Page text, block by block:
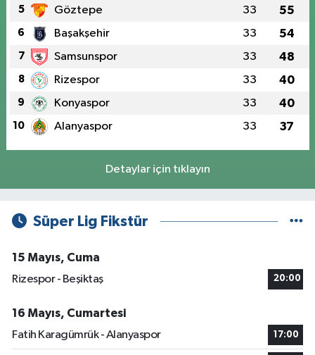
5 Göztepe 33 55
6 Başakşehir 33 54
7 Samsunspor 33 48
8 Rizespor 33 40
9 Konyaspor 33 40
10 Alanyaspor 33 37
Detaylar için tıklayın
Süper Lig Fikstür
15 Mayıs, Cuma
Rizespor - Beşiktaş
20:00
16 Mayıs, Cumartesi
Fatih Karagümrük - Alanyaspor
17:00